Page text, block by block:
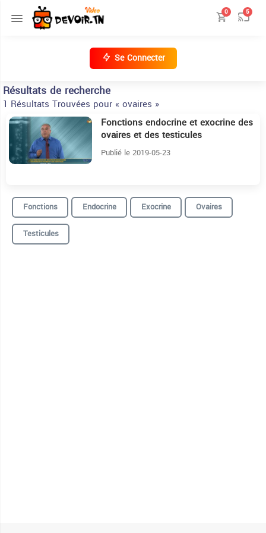
0 5
Se Connecter
Résultats de recherche
1 Résultats Trouvées pour « ovaires »
15:43 Fonctions endocrine et exocrine des
ovaires et des testicules
Publié le 2019-05-23
Fonctions Endocrine Exocrine
Ovaires
Testicules